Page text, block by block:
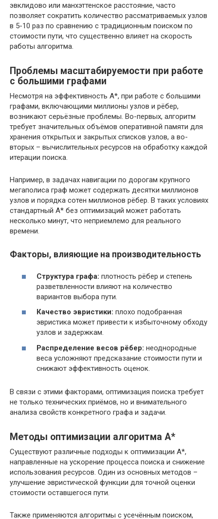
эвклидово или манхэттенское расстояние, часто
позволяет сократить количество рассматриваемых узлов
в 5-10 раз по сравнению с традиционным поиском по
стоимости пути, что существенно влияет на скорость
работы алгоритма.
Проблемы масштабируемости при работе
с большими графами
Несмотря на эффективность A*, при работе с большими
графами, включающими миллионы узлов и рёбер,
возникают серьёзные проблемы. Во-первых, алгоритм
требует значительных объёмов оперативной памяти для
хранения открытых и закрытых списков узлов, а во-
вторых – вычислительных ресурсов на обработку каждой
итерации поиска.
Например, в задачах навигации по дорогам крупного
мегаполиса граф может содержать десятки миллионов
узлов и порядка сотен миллионов рёбер. В таких условиях
стандартный A* без оптимизаций может работать
несколько минут, что неприемлемо для реального
времени.
Факторы, влияющие на производительность
Структура графа: плотность рёбер и степень
разветвленности влияют на количество
вариантов выбора пути.
Качество эвристики: плохо подобранная
эвристика может привести к избыточному обходу
узлов и задержкам.
Распределение весов рёбер: неоднородные
веса усложняют предсказание стоимости пути и
снижают эффективность оценок.
В связи с этими факторами, оптимизация поиска требует
не только технических приёмов, но и внимательного
анализа свойств конкретного графа и задачи.
Методы оптимизации алгоритма A*
Существуют различные подходы к оптимизации A*,
направленные на ускорение процесса поиска и снижение
использования ресурсов. Один из основных методов –
улучшение эвристической функции для точной оценки
стоимости оставшегося пути.
Также применяются алгоритмы с усечённым поиском,